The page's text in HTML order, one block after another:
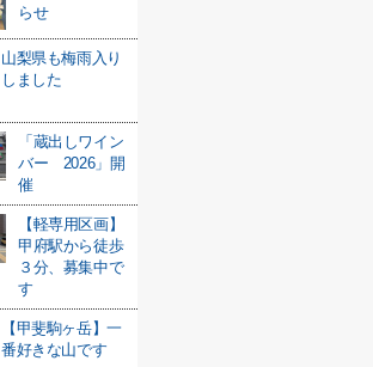
らせ
山梨県も梅雨入り
しました
「蔵出しワイン
バー 2026」開
催
【軽専用区画】
甲府駅から徒歩
３分、募集中で
す
【甲斐駒ヶ岳】一
番好きな山です